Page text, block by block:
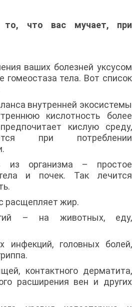
то, что вас мучает, при
ваших болезней уксусом
гомеостаза тела. Вот список
внутренней экосистемы
кислотность более
кислую среду,
при потреблении
из организма – простое
и почек. Так лечится
расщепляет жир.
– на животных, еду,
инфекций, головных болей,
контактного дерматита,
расширения вен и других